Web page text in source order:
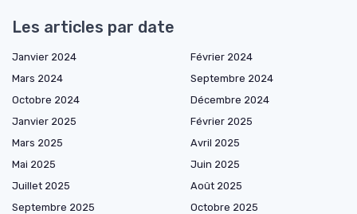
Les articles par date
Janvier 2024
Février 2024
Mars 2024
Septembre 2024
Octobre 2024
Décembre 2024
Janvier 2025
Février 2025
Mars 2025
Avril 2025
Mai 2025
Juin 2025
Juillet 2025
Août 2025
Septembre 2025
Octobre 2025